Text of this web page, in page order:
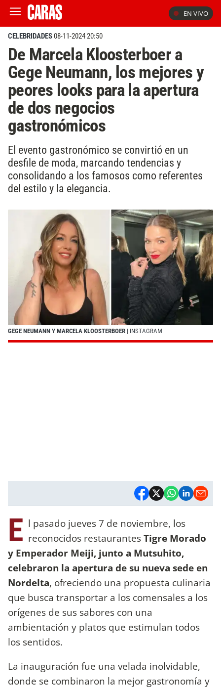
EN VIVO
CELEBRIDADES08-11-2024 20:50
De Marcela Kloosterboer a
Gege Neumann, los mejores y
peores looks para la apertura
de dos negocios
gastronómicos
El evento gastronómico se convirtió en un
desfile de moda, marcando tendencias y
consolidando a los famosos como referentes
del estilo y la elegancia.
GEGE NEUMANN Y MARCELA KLOOSTERBOER | INSTAGRAM
E l pasado jueves 7 de noviembre, los
reconocidos restaurantesTigre Morado
y Emperador Meiji, junto a Mutsuhito,
celebraron la apertura de su nueva sede en
Nordelta, ofreciendo una propuesta culinaria
que busca transportar a los comensales a los
orígenes de sus sabores con una
ambientación y platos que estimulan todos
los sentidos.
La inauguración fue una velada inolvidable,
donde se combinaron la mejor gastronomía y